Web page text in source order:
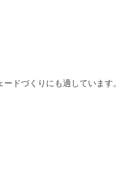
ドづくりにも適しています。